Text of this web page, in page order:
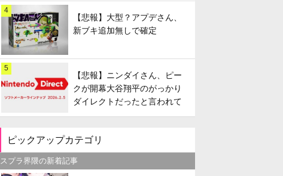
4
【悲報】大型？アプデさん、
新ブキ追加無しで確定
5
【悲報】ニンダイさん、ピー
クが開幕大谷翔平のがっかり
ダイレクトだったと言われて
しまう
ピックアップカテゴリ
スプラ界隈の新着記事